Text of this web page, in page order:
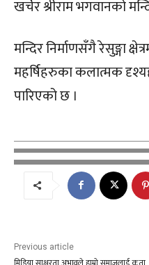
खर्चेर श्रीराम भगवानको
मन्दिर निर्माणसँगै रेसुङ्गा
महर्षिहरुका कलात्मक
पारिएको छ ।
Previous article